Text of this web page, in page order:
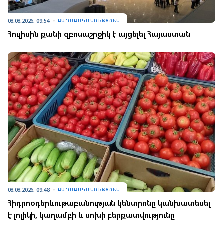
08.08.2026, 09:54 ՔԱՂԱՔԱԿԱՆՈՒԹՅՈՒՆ
Հուլիսին քանի զբոսաշրջիկ է այցելել Հայաստան
08.08.2026, 09:48 ՔԱՂԱՔԱԿԱՆՈՒԹՅՈՒՆ
Հիդրոօդերևութաբանության կենտրոնը կանխատեսել
է լոլիկի, կաղամբի և սոխի բերքատվությունը